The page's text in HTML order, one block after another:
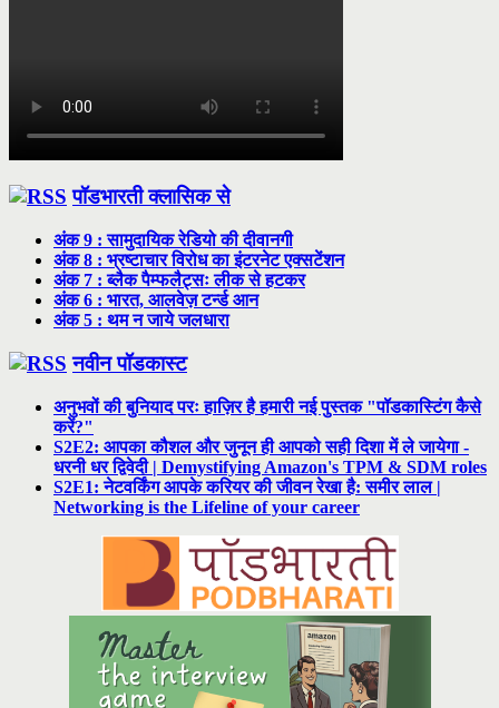
पॉडभारती क्लासिक से
अंक 9 : सामुदायिक रेडियो की दीवानगी
अंक 8 : भ्रष्टाचार विरोध का इंटरनेट एक्सटेंशन
अंक 7 : ब्लैक पैम्फलैट्सः लीक से हटकर
अंक 6 : भारत, आलवेज़ टर्न्ड आन
अंक 5 : थम न जाये जलधारा
नवीन पॉडकास्ट
अनुभवों की बुनियाद परः हाज़िर है हमारी नई पुस्तक "पॉडकास्टिंग कैसे
करें?"
S2E2: आपका कौशल और जुनून ही आपको सही दिशा में ले जायेगा -
धरनी धर द्विवेदी | Demystifying Amazon's TPM & SDM roles
S2E1: नेटवर्किंग आपके करियर की जीवन रेखा है: समीर लाल |
Networking is the Lifeline of your career